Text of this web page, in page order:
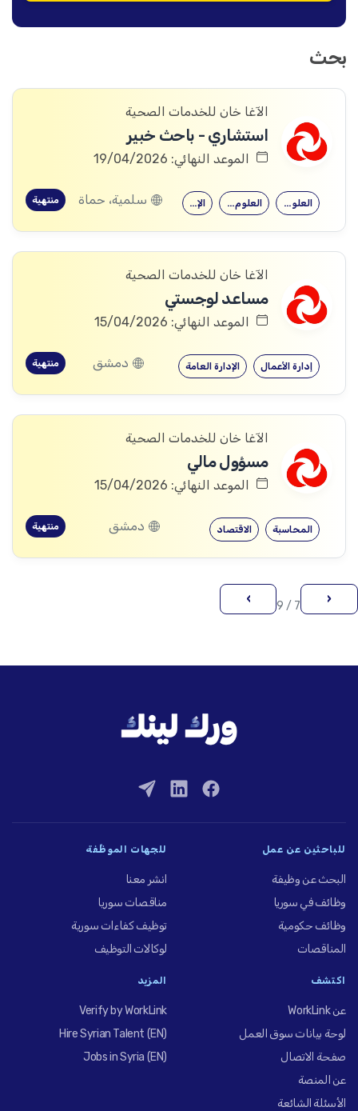
بحث
الآغا خان للخدمات الصحية
استشاري - باحث خبير
الموعد النهائي: 19/04/2026
الإحصاء العلوم الاجتماعية العلوم الصحية سلمية، حماة منتهية
الآغا خان للخدمات الصحية
مساعد لوجستي
الموعد النهائي: 15/04/2026
الإدارة العامة إدارة الأعمال دمشق منتهية
الآغا خان للخدمات الصحية
مسؤول مالي
الموعد النهائي: 15/04/2026
الاقتصاد المحاسبة دمشق منتهية
‹
7 / 9
›
للباحثين عن عمل
البحث عن وظيفة
وظائف في سوريا
وظائف حكومية
المناقصات
للجهات الموظِّفة
انشر معنا
مناقصات سوريا
توظيف كفاءات سورية
لوكالات التوظيف
اكتشف
عن WorkLink
لوحة بيانات سوق العمل
صفحة الاتصال
عن المنصة
الأسئلة الشائعة
المزيد
Verify by WorkLink
Hire Syrian Talent (EN)
Jobs in Syria (EN)